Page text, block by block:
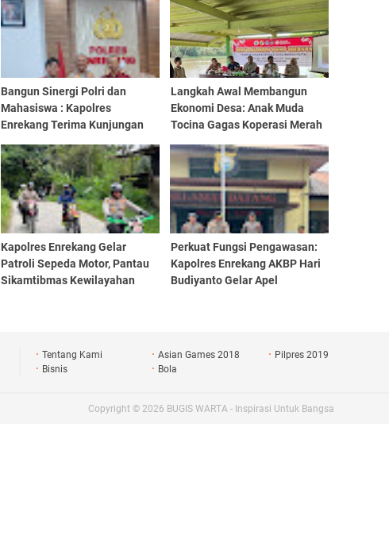
Bangun Sinergi Polri dan
Mahasiswa : Kapolres
Enrekang Terima Kunjungan
PC IMM Enrekang
Langkah Awal Membangun
Ekonomi Desa: Anak Muda
Tocina Gagas Koperasi Merah
Putih
Kapolres Enrekang Gelar
Patroli Sepeda Motor, Pantau
Sikamtibmas Kewilayahan
Perkuat Fungsi Pengawasan:
Kapolres Enrekang AKBP Hari
Budiyanto Gelar Apel
Tentang Kami Asian Games 2018
Pilpres 2019
Bisnis
Bola
Copyright © 2026 BUGIS WARTA - Inspirasi Untuk Bangsa